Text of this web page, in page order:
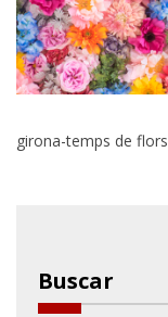
girona-temps de flors
Buscar